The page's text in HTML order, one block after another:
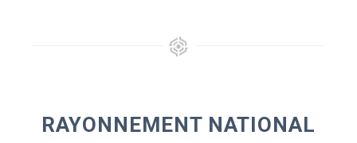
RAYONNEMENT NATIONAL